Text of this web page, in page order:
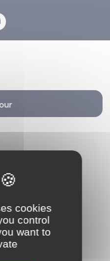
cookies
control
want to